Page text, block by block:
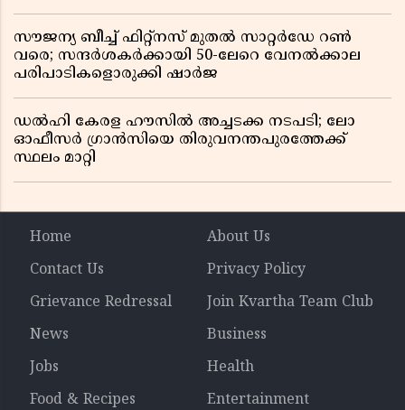
സൗജന്യ ബീച്ച് ഫിറ്റ്നസ് മുതൽ സാറ്റർഡേ റൺ
വരെ; സന്ദർശകർക്കായി 50-ലേറെ വേനൽക്കാല
പരിപാടികളൊരുക്കി ഷാർജ
ഡൽഹി കേരള ഹൗസിൽ അച്ചടക്ക നടപടി; ലോ
ഓഫീസർ ഗ്രാൻസിയെ തിരുവനന്തപുരത്തേക്ക്
സ്ഥലം മാറ്റി
Home
About Us
Contact Us
Privacy Policy
Grievance Redressal
Join Kvartha Team Club
News
Business
Jobs
Health
Food & Recipes
Entertainment